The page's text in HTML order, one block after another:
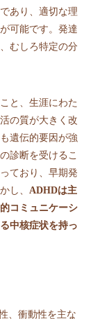
あり、適切な理
可能です。発達
むしろ特定の分
と、生涯にわた
の質が大きく改
遺伝的要因が強
診断を受けるこ
ており、早期発
し、 ADHDは主
コミュニケーシ
中核症状を持っ
、衝動性を主な